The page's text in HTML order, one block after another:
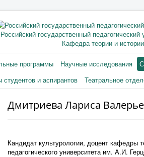
Российский государственный
Кафедра теории и
программы Научные исследования
студентов и аспирантов Театральное
Дмитриева Лариса
Кандидат культурологии, доцент кафедры
педагогического университета им. А.И.